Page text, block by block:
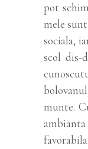
pot
mele
sociala,
scol dis-
munte.